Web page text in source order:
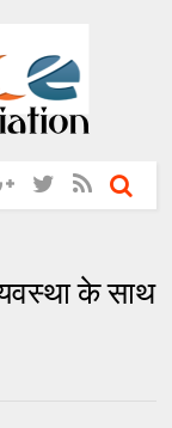
के साथ